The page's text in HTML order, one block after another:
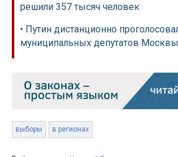
решили 357 тысяч человек
• Путин дистанционно
муниципальных депутатов Москвы
выборы в регионах